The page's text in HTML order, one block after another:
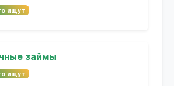
ищут
займы
ищут